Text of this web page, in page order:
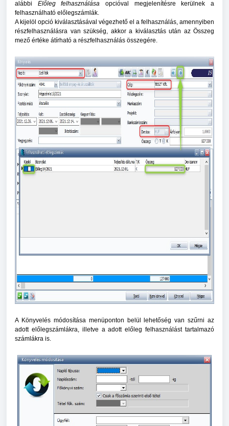
alábbi Előleg felhasználása opcióval megjelenítésre kerülnek a
felhasználható előlegszámlák.
A kijelöl opció kiválasztásával végezhető el a felhasználás, amennyiben
részfelhasználásra van szükség, akkor a kiválasztás után az Összeg
mező értéke átírható a részfelhasználás összegére.
A Könyvelés módosítása menüponton belül lehetőség van szűrni az
adott előlegszámlákra, illetve a adott előleg felhasználást tartalmazó
számlákra is.